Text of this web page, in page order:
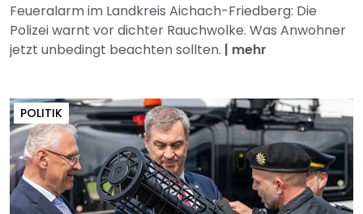
Feueralarm im Landkreis Aichach-Friedberg: Die
Polizei warnt vor dichter Rauchwolke. Was Anwohner
jetzt unbedingt beachten sollten. | mehr
POLITIK